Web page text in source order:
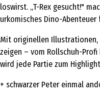
loswirst. „T-Rex gesucht!"
urkomisches Dino-Abenteuer
Mit originellen Illustrationen,
zeigen – vom Rollschuh-
wird jede Partie zum
+ schwarzer Peter einmal